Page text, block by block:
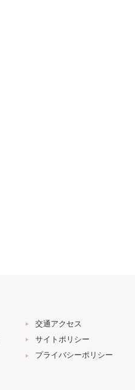
交通アクセス
サイトポリシー
プライバシーポリシー